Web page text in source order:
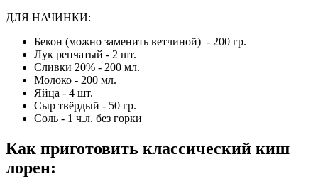
ДЛЯ НАЧИНКИ:
Бекон (можно заменить ветчиной) - 200 гр.
Лук репчатый - 2 шт.
Сливки 20% - 200 мл.
Молоко - 200 мл.
Яйца - 4 шт.
Сыр твёрдый - 50 гр.
Соль - 1 ч.л. без горки
Как приготовить классический киш
лорен: